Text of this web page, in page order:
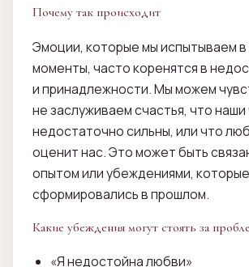
Почему так происходит
Эмоции, которые мы испытываем в
моменты, часто коренятся в
и принадлежности. Мы можем
не заслуживаем счастья, что наши
недостаточно сильны, или что
оценит нас. Это может быть
опытом или убеждениями, которые
сформировались в прошлом.
Какие убеждения могут стоять за
«Я недостойна любви»